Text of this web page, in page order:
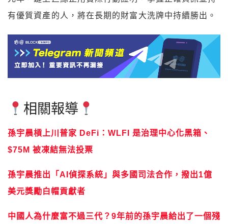
有優質資產的人，將在長期的財富大洗牌中持續勝出。
相關報導
孫宇晨槓上川普家 DeFi：WLFI 是治理中心化黑箱、
$75M 被凍結無法投票
孫宇晨推出「AI偵探系統」與多國司法合作，撥出1億
美元獎勵白帽貢獻者
中國人為什麼富不過三代？9年前的孫宇晨給出了一個殘